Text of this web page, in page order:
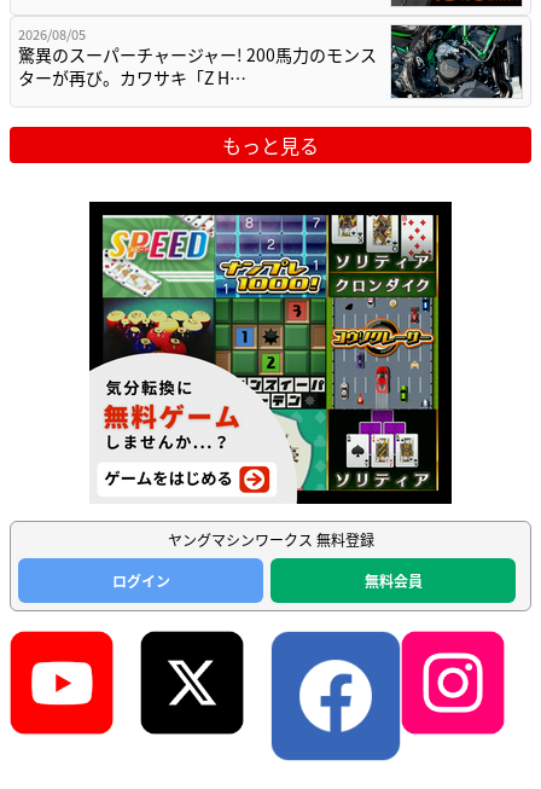
2026/08/05
驚異のスーパーチャージャー! 200馬力のモンス
ターが再び。カワサキ「Z H…
もっと見る
ヤングマシンワークス 無料登録
ログイン
無料会員